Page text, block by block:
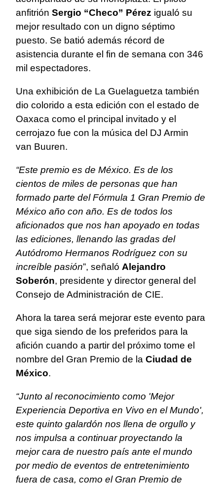
anfitrión Sergio “Checo” Pérez igualó su
mejor resultado con un digno séptimo
puesto. Se batió además récord de
asistencia durante el fin de semana con 346
mil espectadores.
Una exhibición de La Guelaguetza también
dio colorido a esta edición con el estado de
Oaxaca como el principal invitado y el
cerrojazo fue con la música del DJ Armin
van Buuren.
“Este premio es de México. Es de los
cientos de miles de personas que han
formado parte del Fórmula 1 Gran Premio de
México año con año. Es de todos los
aficionados que nos han apoyado en todas
las ediciones, llenando las gradas del
Autódromo Hermanos Rodríguez con su
increíble pasión”, señaló Alejandro
Soberón, presidente y director general del
Consejo de Administración de CIE.
Ahora la tarea será mejorar este evento para
que siga siendo de los preferidos para la
afición cuando a partir del próximo tome el
nombre del Gran Premio de la Ciudad de
México.
“Junto al reconocimiento como 'Mejor
Experiencia Deportiva en Vivo en el Mundo',
este quinto galardón nos llena de orgullo y
nos impulsa a continuar proyectando la
mejor cara de nuestro país ante el mundo
por medio de eventos de entretenimiento
fuera de casa, como el Gran Premio de